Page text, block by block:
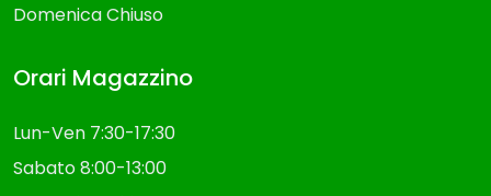
Domenica Chiuso
Orari Magazzino
Lun-Ven 7:30-17:30
Sabato 8:00-13:00